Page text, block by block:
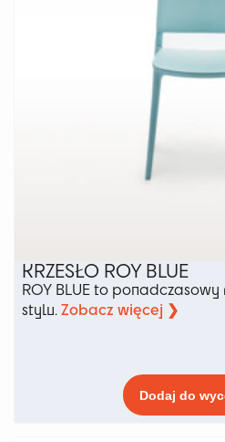
KRZESŁO ROY BLUE
ROY BLUE to
stylu.Zobacz więcej ❯
Dodaj do
ma